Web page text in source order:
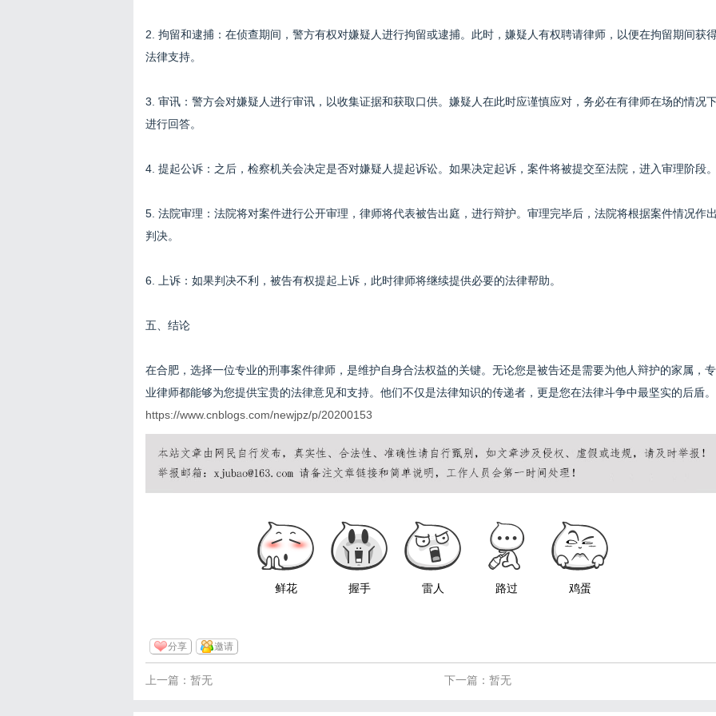
2. 拘留和逮捕：在侦查期间，警方有权对嫌疑人进行拘留或逮捕。此时，嫌疑人有权聘请律师，以便在拘留期间获
法律支持。
3. 审讯：警方会对嫌疑人进行审讯，以收集证据和获取口供。嫌疑人在此时应谨慎应对，务必在有律师在场的情况
进行回答。
4. 提起公诉：之后，检察机关会决定是否对嫌疑人提起诉讼。如果决定起诉，案件将被提交至法院，进入审理阶段。
5. 法院审理：法院将对案件进行公开审理，律师将代表被告出庭，进行辩护。审理完毕后，法院将根据案件情况作出
判决。
6. 上诉：如果判决不利，被告有权提起上诉，此时律师将继续提供必要的法律帮助。
五、结论
在合肥，选择一位专业的刑事案件律师，是维护自身合法权益的关键。无论您是被告还是需要为他人辩护的家属，专
业律师都能够为您提供宝贵的法律意见和支持。他们不仅是法律知识的传递者，更是您在法律斗争中最坚实的后盾。
https://www.cnblogs.com/newjpz/p/20200153
鲜花 握手 雷人 路过 鸡蛋
分享 邀请
下一篇：暂无
上一篇：暂无